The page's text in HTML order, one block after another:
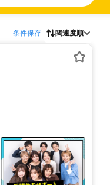
条件保存 関連度順